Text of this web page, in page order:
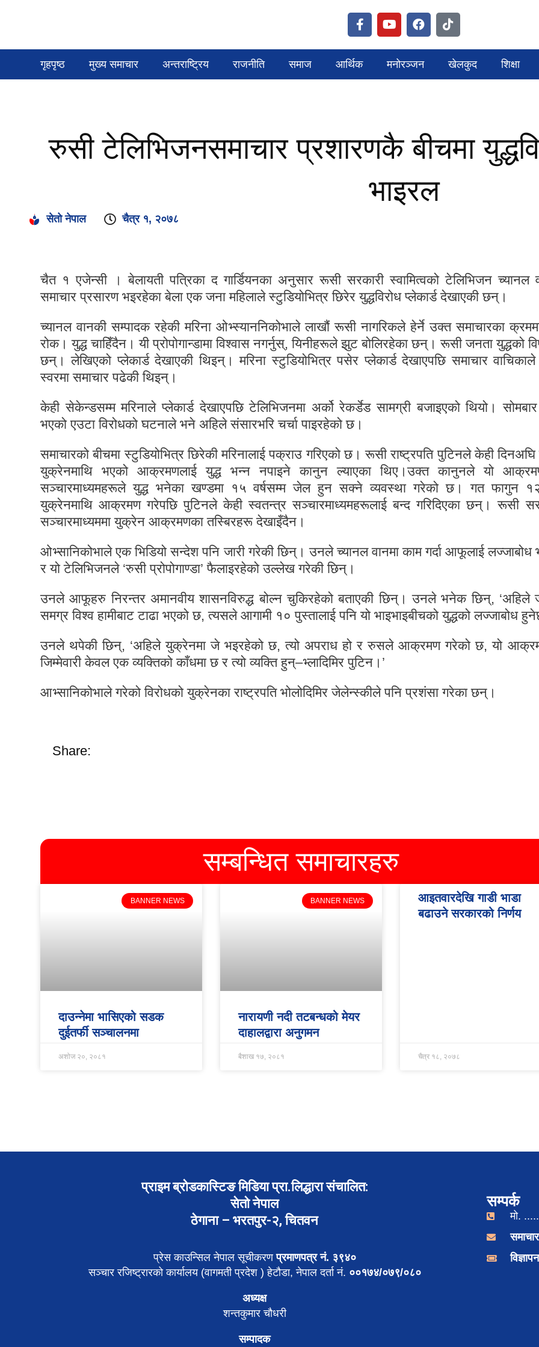
गृहपृष्ठ मुख्य समाचार अन्तराष्ट्रिय राजनीति समाज आर्थिक मनोरञ्जन खेलकुद शिक्षा
रुसी टेलिभिजनसमाचार प्रशारणकै बीचमा
भाइरल
सेतो नेपाल चैत्र १, २०७८
चैत १ एजेन्सी । बेलायती पत्रिका द गार्डियनका अनुसार रूसी सरकारी स्वामित्वको टेलिभिजन च्यानल
समाचार प्रसारण भइरहेका बेला एक जना महिलाले स्टुडियोभित्र छिरेर युद्धविरोध प्लेकार्ड देखाएकी छन्।
च्यानल वानकी सम्पादक रहेकी मरिना ओभ्स्याननिकोभाले लाखौं रूसी नागरिकले हेर्ने उक्त समाचारका
रोक। युद्ध चाहिँदैन। यी प्रोपोगान्डामा विश्वास नगर्नुस्, यिनीहरूले झुट बोलिरहेका छन्। रूसी जनता युद्धको
छन्। लेखिएको प्लेकार्ड देखाएकी थिइन्। मरिना स्टुडियोभित्र पसेर प्लेकार्ड देखाएपछि समाचार वाचिकाले
स्वरमा समाचार पढेकी थिइन्।
केही सेकेन्डसम्म मरिनाले प्लेकार्ड देखाएपछि टेलिभिजनमा अर्को रेकर्डेड सामग्री बजाइएको थियो। सोमबार
भएको एउटा विरोधको घटनाले भने अहिले संसारभरि चर्चा पाइरहेको छ।
समाचारको बीचमा स्टुडियोभित्र छिरेकी मरिनालाई पक्राउ गरिएको छ। रूसी राष्ट्रपति पुटिनले केही दिनअघि
युक्रेनमाथि भएको आक्रमणलाई युद्ध भन्न नपाइने कानुन ल्याएका थिए।उक्त कानुनले यो
सञ्चारमाध्यमहरूले युद्ध भनेका खण्डमा १५ वर्षसम्म जेल हुन सक्ने व्यवस्था गरेको छ। गत फागुन
युक्रेनमाथि आक्रमण गरेपछि पुटिनले केही स्वतन्त्र सञ्चारमाध्यमहरूलाई बन्द गरिदिएका छन्। रूसी
सञ्चारमाध्यममा युक्रेन आक्रमणका तस्बिरहरू देखाइँदैन।
ओभ्सानिकोभाले एक भिडियो सन्देश पनि जारी गरेकी छिन्। उनले च्यानल वानमा काम गर्दा आफूलाई लज्जाबोध
र यो टेलिभिजनले ‘रुसी प्रोपोगाण्डा’ फैलाइरहेको उल्लेख गरेकी छिन्।
उनले आफूहरु निरन्तर अमानवीय शासनविरुद्ध बोल्न चुकिरहेको बताएकी छिन्। उनले भनेक छिन्, ‘अहिले
समग्र विश्व हामीबाट टाढा भएको छ, त्यसले आगामी १० पुस्तालाई पनि यो भाइभाइबीचको युद्धको लज्जाबोध
उनले थपेकी छिन्, ‘अहिले युक्रेनमा जे भइरहेको छ, त्यो अपराध हो र रुसले आक्रमण गरेको छ, यो
जिम्मेवारी केवल एक व्यक्तिको काँधमा छ र त्यो व्यक्ति हुन्–भ्लादिमिर पुटिन।’
आभ्सानिकोभाले गरेको विरोधको युक्रेनका राष्ट्रपति भोलोदिमिर जेलेन्स्कीले पनि प्रशंसा गरेका छन्।
Share:
सम्बन्धित समाचारहरु
BANNER NEWS
दाउन्नेमा भासिएको सडक
दुईतर्फी सञ्चालनमा
अशोज २०, २०८१
BANNER NEWS
नारायणी नदी तटबन्धको मेयर
दाहालद्वारा अनुगमन
बैशाख १७, २०८१
आइतवारदेखि गाडी भाडा
बढाउने सरकारको निर्णय
चैत्र १८, २०७८
प्राइम ब्रोडकास्टिङ मिडिया प्रा.लिद्धारा संचालित:
सेतो नेपाल
ठेगाना – भरतपुर-२, चितवन
प्रेस काउन्सिल नेपाल सूचीकरणप्रमाणपत्र नं. ३९४०
सञ्चार रजिष्ट्रारको कार्यालय (वागमती प्रदेश ) हेटौडा, नेपाल दर्ता नं. ००१७४/०७९/०८०
अध्यक्ष
शन्तकुमार चौधरी
सम्पादक
सम्पर्क
मो.